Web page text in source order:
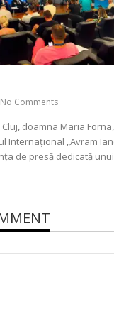
No Comments
doamna Maria
Internațional „Avram
de presă dedicată